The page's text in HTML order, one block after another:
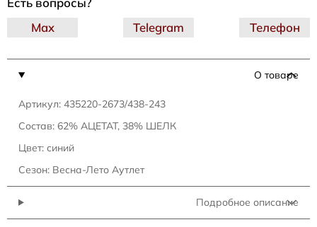
О товаре
Артикул: 435220-2673/438-243
Состав: 62% АЦЕТАТ, 38% ШЕЛК
Цвет: синий
Сезон: Весна-Лето Аутлет
Подробное описание
Telegram
Max Телефон